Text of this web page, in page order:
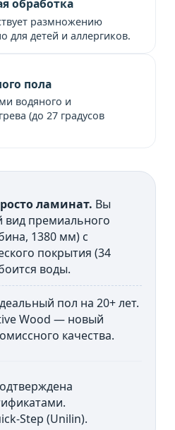
обработка
размножению
для детей и аллергиков.
пола
водяного и
(до 27 градусов
ламинат. Вы
вид премиального
1380 мм) с
покрытия (34
воды.
пол на 20+ лет.
Wood — новый
качества.
Step (Unilin).